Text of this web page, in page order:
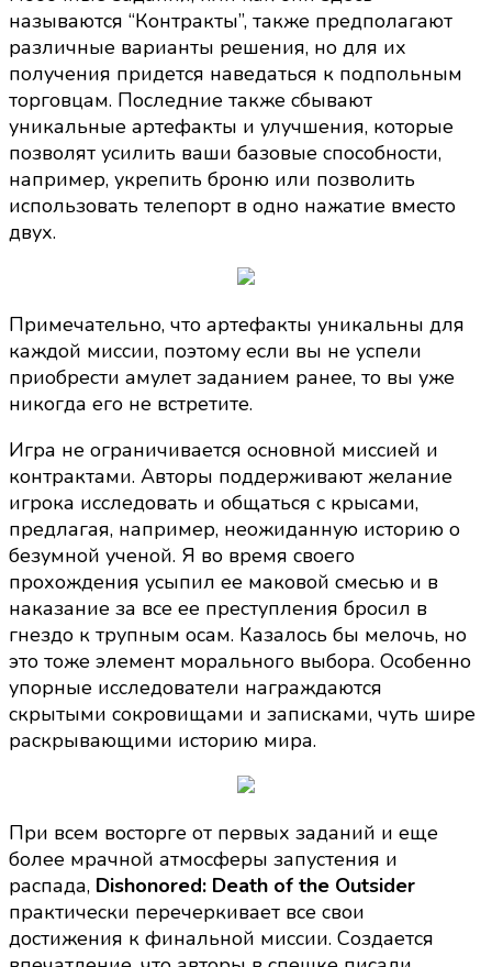
называются “Контракты”, также предполагают
различные варианты решения, но для их
получения придется наведаться к подпольным
торговцам. Последние также сбывают
уникальные артефакты и улучшения, которые
позволят усилить ваши базовые способности,
например, укрепить броню или позволить
использовать телепорт в одно нажатие вместо
двух.
Примечательно, что артефакты уникальны для
каждой миссии, поэтому если вы не успели
приобрести амулет заданием ранее, то вы уже
никогда его не встретите.
Игра не ограничивается основной миссией и
контрактами. Авторы поддерживают желание
игрока исследовать и общаться с крысами,
предлагая, например, неожиданную историю о
безумной ученой. Я во время своего
прохождения усыпил ее маковой смесью и в
наказание за все ее преступления бросил в
гнездо к трупным осам. Казалось бы мелочь, но
это тоже элемент морального выбора. Особенно
упорные исследователи награждаются
скрытыми сокровищами и записками, чуть шире
раскрывающими историю мира.
При всем восторге от первых заданий и еще
более мрачной атмосферы запустения и
распада, Dishonored: Death of the Outsider
практически перечеркивает все свои
достижения к финальной миссии. Создается